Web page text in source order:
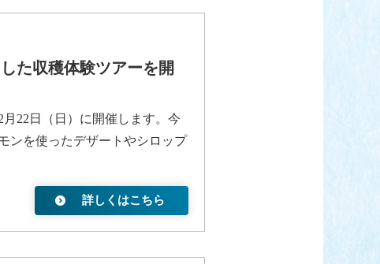
た収穫体験ツアーを開
月22日（日）に開催します。今
ンを使ったデザートやシロップ
詳しくはこちら